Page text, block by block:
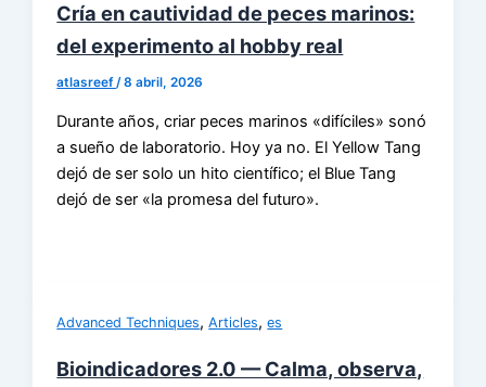
Cría en cautividad de peces marinos:
del experimento al hobby real
atlasreef/8 abril, 2026
Durante años, criar peces marinos «difíciles» sonó
a sueño de laboratorio. Hoy ya no. El Yellow Tang
dejó de ser solo un hito científico; el Blue Tang
dejó de ser «la promesa del futuro».
Advanced Techniques,Articles,es
Bioindicadores 2.0 — Calma, observa,